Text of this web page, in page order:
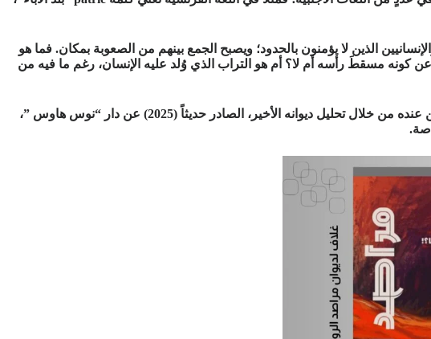
الذين لا يؤمنون بالحدود؛ ويصبح الجمع بينهم من الصعوبة بمكان. فما هو
عن كونه مسقطَ رأسه أم لا؟ أم هو التراب الذي وُلد عليه الإنسان، رغم ما فيه من
للإجابة على هذا السؤال، سنبحر في عالم شاعرٍ يملك هويةً وجنسيةً ووطناً مزدوجاً أو مبهماً، لنحاول أن نتعرف إلى مفهوم الوطن عنده من خلال تحليل ديوانه الأخير، الصادر حديثاً (2025) عن دار “نوس هاوس ”،